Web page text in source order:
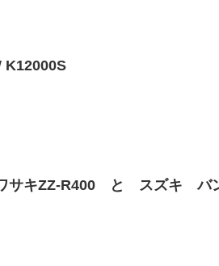
K12000S
サキZZ-R400 と スズキ バ